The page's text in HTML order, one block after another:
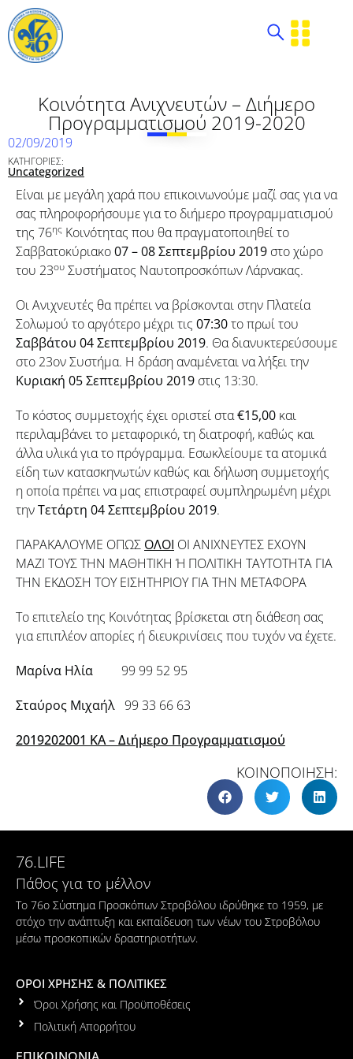
Κοινότητα Ανιχνευτών – Διήμερο
Προγραμματισμού 2019-2020
02/09/2019
ΚΑΤΗΓΟΡΙΕΣ:
Uncategorized
Είναι με μεγάλη χαρά που επικοινωνούμε μαζί σας για να
σας πληροφορήσουμε για το διήμερο προγραμματισμού
της 76ης Κοινότητας που θα πραγματοποιηθεί το
Σαββατοκύριακο07 – 08 Σεπτεμβρίου 2019 στο χώρο
του 23ου Συστήματος Ναυτοπροσκόπων Λάρνακας.
Οι Ανιχνευτές θα πρέπει να βρίσκονται στην Πλατεία
Σολωμού το αργότερο μέχρι τις 07:30το πρωί του
Σαββάτου 04 Σεπτεμβρίου 2019. Θα διανυκτερεύσουμε
στο 23ον Συστήμα. Η δράση αναμένεται να λήξει την
Κυριακή 05 Σεπτεμβρίου 2019 στις 13:30.
Το κόστος συμμετοχής έχει οριστεί στα€15,00 και
περιλαμβάνει το μεταφορικό, τη διατροφή, καθώς και
άλλα υλικά για το πρόγραμμα. Εσωκλείουμε τα ατομικά
είδη των κατασκηνωτών καθώς και δήλωση συμμετοχής
η οποία πρέπει να μας επιστραφεί συμπληρωμένη μέχρι
τηνΤετάρτη 04 Σεπτεμβρίου 2019.
ΠΑΡΑΚΑΛΟΥΜΕ ΟΠΩΣ ΟΛΟΙ ΟΙ ΑΝΙΧΝΕΥΤΕΣ ΕΧΟΥΝ
ΜΑΖΙ ΤΟΥΣ ΤΗΝ ΜΑΘΗΤΙΚΗ Ή ΠΟΛΙΤΙΚΗ ΤΑΥΤΟΤΗΤΑ ΓΙΑ
ΤΗΝ ΕΚΔΟΣΗ ΤΟΥ ΕΙΣΗΤΗΡΙΟΥ ΓΙΑ ΤΗΝ ΜΕΤΑΦΟΡΑ
Το επιτελείο της Κοινότητας βρίσκεται στη διάθεση σας
για επιπλέον απορίες ή διευκρινίσεις που τυχόν να έχετε.
Μαρίνα Ηλία 99 99 52 95
Σταύρος Μιχαήλ 99 33 66 63
2019202001 ΚΑ – Διήμερο Προγραμματισμού
ΚΟΙΝΟΠΟΙΗΣΗ:
76.LIFE
Πάθος για το μέλλον
Το 76ο Σύστημα Προσκόπων Στροβόλου ιδρύθηκε το 1959, με
στόχο την ανάπτυξη και εκπαίδευση των νέων του Στροβόλου
μέσω προσκοπικών δραστηριοτήτων.
ΟΡΟΙ ΧΡΗΣΗΣ & ΠΟΛΙΤΙΚΕΣ
Όροι Χρήσης και Προϋποθέσεις
Πολιτική Απορρήτου